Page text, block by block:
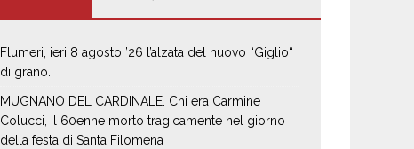
Flumeri, ieri 8 agosto ’26 l’alzata del nuovo “Giglio“
di grano.
MUGNANO DEL CARDINALE. Chi era Carmine
Colucci, il 60enne morto tragicamente nel giorno
della festa di Santa Filomena